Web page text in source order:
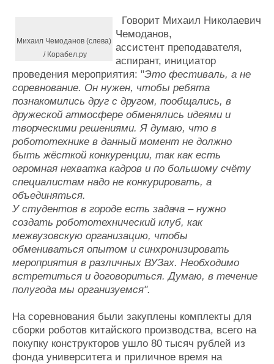
Михаил Чемоданов (слева)
/ Корабел.ру
Говорит Михаил Николаевич
Чемоданов,
ассистент преподавателя,
аспирант, инициатор
проведения мероприятия: "Это фестиваль, а не
соревнование. Он нужен, чтобы ребята
познакомились друг с другом, пообщались, в
дружеской атмосфере обменялись идеями и
творческими решениями. Я думаю, что в
робототехнике в данный момент не должно
быть жёсткой конкуренции, так как есть
огромная нехватка кадров и по большому счёту
специалистам надо не конкурировать, а
объединяться.
У студентов в городе есть задача – нужно
создать робототехнический клуб, как
межвузовскую организацию, чтобы
обмениваться опытом и синхронизировать
мероприятия в различных ВУЗах. Необходимо
встретиться и договориться. Думаю, в течение
полугода мы организуемся".
На соревнования были закуплены комплекты для
сборки роботов китайского производства, всего на
покупку конструкторов ушло 80 тысяч рублей из
фонда университета и приличное время на